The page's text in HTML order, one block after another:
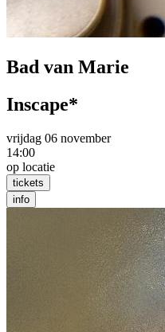
Bad van Marie
Inscape*
vrijdag 06 november
14:00
op locatie
tickets
info